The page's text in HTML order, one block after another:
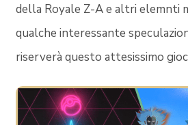
della Royale Z-A e altri elemnti
qualche interessante
riserverà questo attesissimo